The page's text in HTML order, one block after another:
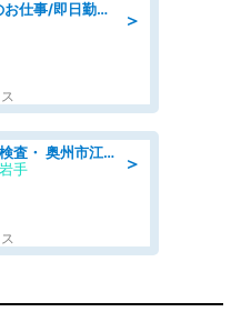
＞
経理/病院での経理事務のお仕事/即日勤務可/車通勤可/経理/一般事務
＞
製品の梱包・組立および検査・ 奥州市江刺/大手企業で長期安定 梱包・検査・組立/半年経過毎に5万円の報奨金有
手